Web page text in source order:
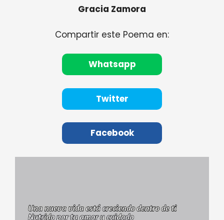
Gracia Zamora
Compartir este Poema en:
Whatsapp
Twitter
Facebook